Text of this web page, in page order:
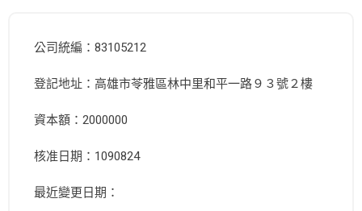
公司統編：83105212
登記地址：高雄市苓雅區林中里和平一路９３號２樓
資本額：2000000
核准日期：1090824
最近變更日期：